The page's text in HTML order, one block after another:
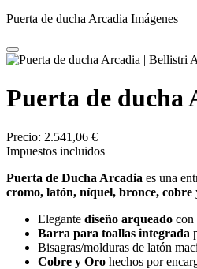
Puerta de ducha Arcadia Imágenes
Puerta de ducha
Precio: 2.541,06 €
Impuestos incluidos
Puerta de Ducha Arcadia es una
cromo, latón, níquel, bronce, cobre
Elegante diseño arqueado con
Barra para toallas integrada
Bisagras/molduras de latón
Cobre y Oro hechos por